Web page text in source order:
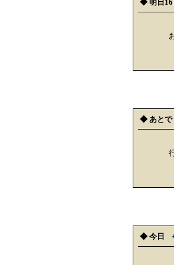
◆ 明日16
◆ あとで
◆ 今日